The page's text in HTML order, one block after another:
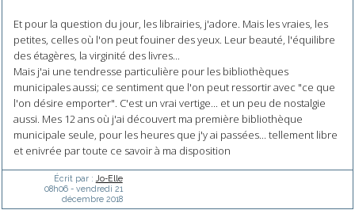
Et pour la question du jour, les librairies, j'adore. Mais les vraies, les
petites, celles où l'on peut fouiner des yeux. Leur beauté, l'équilibre
des étagères, la virginité des livres...
Mais j'ai une tendresse particulière pour les bibliothèques
municipales aussi; ce sentiment que l'on peut ressortir avec "ce que
l'on désire emporter". C'est un vrai vertige... et un peu de nostalgie
aussi. Mes 12 ans où j'ai découvert ma première bibliothèque
municipale seule, pour les heures que j'y ai passées... tellement libre
et enivrée par toute ce savoir à ma disposition
Écrit par : Jo-Elle
08h06- vendredi 21
décembre 2018